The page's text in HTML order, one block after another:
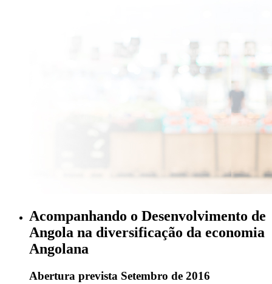
Acompanhando o Desenvolvimento de
Angola na diversificação da economia
Angolana
Abertura prevista Setembro de 2016